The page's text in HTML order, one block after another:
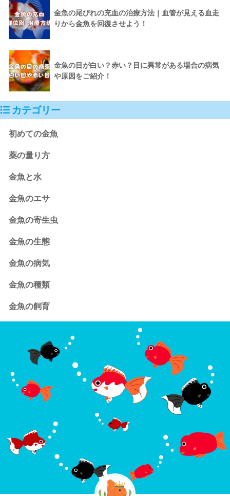
金魚の尾びれの充血の治療方法｜血管が見える血走
りから金魚を回復させよう！
金魚の目が白い？赤い？目に異常がある場合の病気
や原因をご紹介！
カテゴリー
初めての金魚
薬の量り方
金魚と水
金魚のエサ
金魚の寄生虫
金魚の生態
金魚の病気
金魚の種類
金魚の飼育